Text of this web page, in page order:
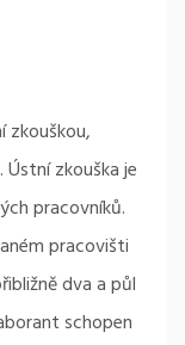
zkouškou,
zkouška je
pracovníků.
pracovišti
dva a půl
schopen